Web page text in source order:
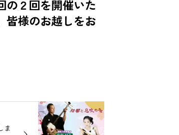
の２回を開催いた
皆様のお越しをお
ま